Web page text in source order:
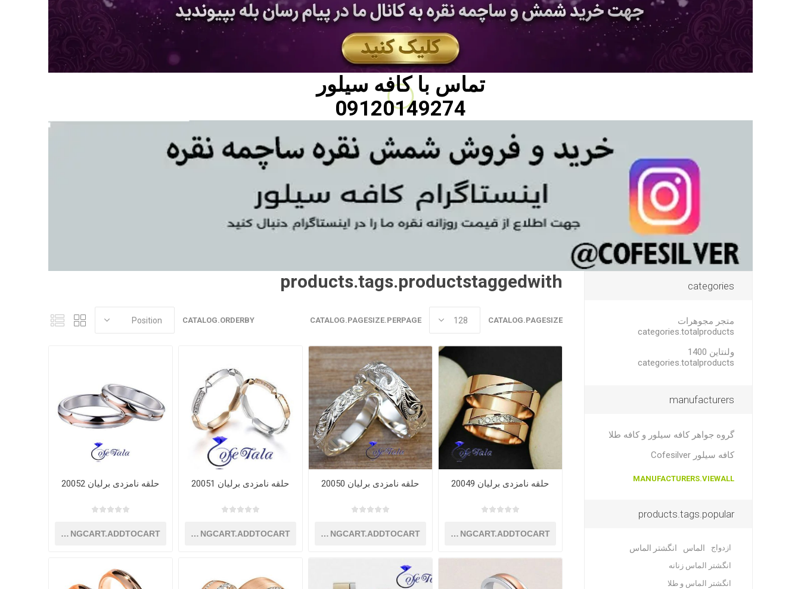
تماس باکافه سیلور
09120149274
products.tags.productstaggedwith
CATALOG.ORDERBY CATALOG.PAGESIZE
CATALOG.PAGESIZE.PERPAGE
حلقه نامزدی برلیان 20049
SHOPPINGCART.ADDTOCART
حلقه نامزدی برلیان 20050
SHOPPINGCART.ADDTOCART
حلقه نامزدی برلیان 20051
SHOPPINGCART.ADDTOCART
حلقه نامزدی برلیان 20052
SHOPPINGCART.ADDTOCART
categories
متجر مجوهرات
categories.totalproducts
ولنتاین 1400
categories.totalproducts
manufacturers
گروه جواهر کافه سیلور و کافه طلا
کافه سیلور Cofesilver
MANUFACTURERS.VIEWALL
products.tags.popular
ازدواج الماس انگشتر الماس
انگشتر الماس زنانه
انگشتر الماس و طلا